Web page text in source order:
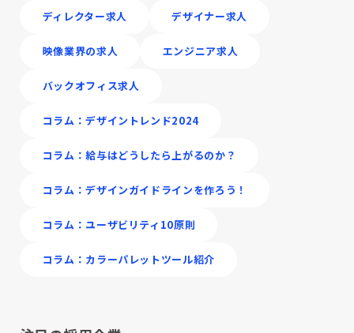
ディレクター求人 デザイナー求人
映像業界の求人 エンジニア求人
バックオフィス求人
コラム：デザイントレンド2024
コラム：給与はどうしたら上がるのか？
コラム：デザインガイドラインを作ろう！
コラム：ユーザビリティ10原則
コラム：カラーパレットツール紹介